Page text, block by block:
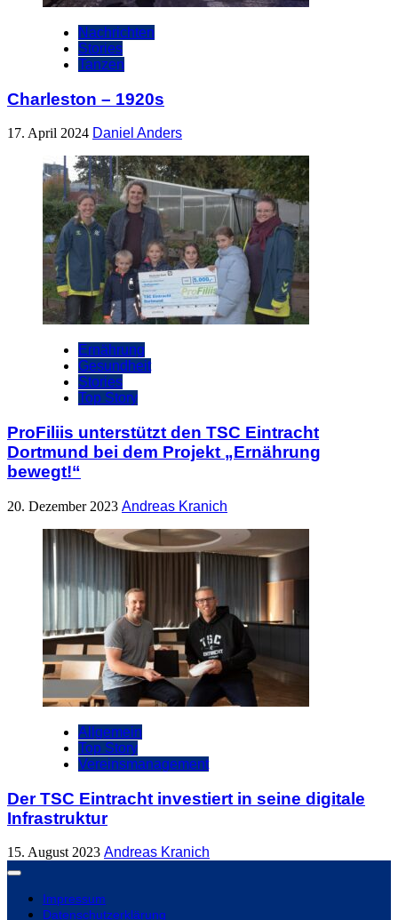
Nachrichten
Stories
Tanzen
Charleston – 1920s
17. April 2024 Daniel Anders
Ernährung
Gesundheit
Stories
Top Story
ProFiliis unterstützt den TSC Eintracht
Dortmund bei dem Projekt „Ernährung
bewegt!“
20. Dezember 2023 Andreas Kranich
Allgemein
Top Story
Vereinsmanagement
Der TSC Eintracht investiert in seine digitale
Infrastruktur
15. August 2023 Andreas Kranich
Impressum
Datenschutzerklärung